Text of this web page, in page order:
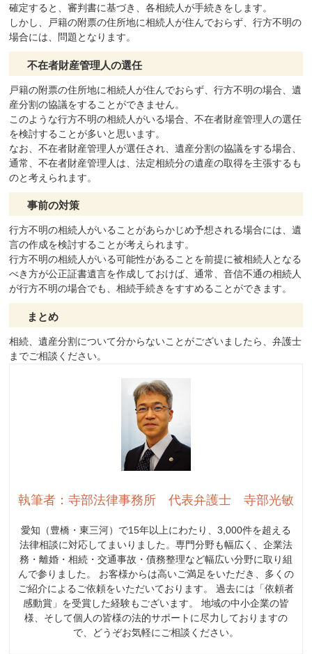
確定すると、審判書に基づき、各相続人が手続きをします。
しかし、戸籍の附票の住所地に相続人が住んでおらず、行方不明の
場合には、問題となります。
不在者財産管理人の選任
戸籍の附票の住所地に相続人が住んでおらず、行方不明の場合、遺
産分割の協議をすることができません。
このような行方不明の相続人がいる場合、不在者財産管理人の選任
を検討することが多いと思います。
なお、不在者財産管理人が選任され、遺産分割の協議をする場合、
通常、不在者財産管理人は、法定相続分の遺産の取得を主張するも
のと考えられます。
事前の対策
行方不明の相続人がいることがあらかじめ予想される場合には、遺
言の作成を検討することが考えられます。
行方不明の相続人がいる可能性があることを前提に被相続人となる
べき方が公正証書遺言を作成しておけば、通常、音信不通の相続人
が行方不明の場合でも、相続手続きをすすめることができます。
まとめ
相続、遺産分割について分からないことがございましたら、弁護士
までご相談ください。
執筆者：寺部法律事務所 代表弁護士 寺部光敏
愛知（豊橋・東三河）で15年以上にわたり、3,000件を超える
法律相談に対応してまいりました。専門分野も幅広く、企業法
務・離婚・相続・交通事故・債務整理など幅広い分野に取り組
んで参りました。 お客様からは高いご満足をいただき、多くの
ご紹介によるご依頼をいただいております。 過去には「依頼者
感動賞」を受賞した経験もございます。 地域の中小企業の皆
様、そして個人の皆様の法的サポートに尽力しておりますの
で、どうぞお気軽にご相談ください。